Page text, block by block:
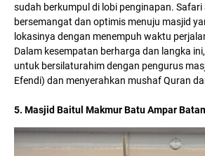
sudah berkumpul di lobi penginapan.
bersemangat dan optimis menuju masjid
lokasinya dengan menempuh waktu
Dalam kesempatan berharga dan langka
untuk bersilaturahim dengan pengurus
Efendi) dan menyerahkan mushaf Quran
5. Masjid Baitul Makmur Batu Ampar